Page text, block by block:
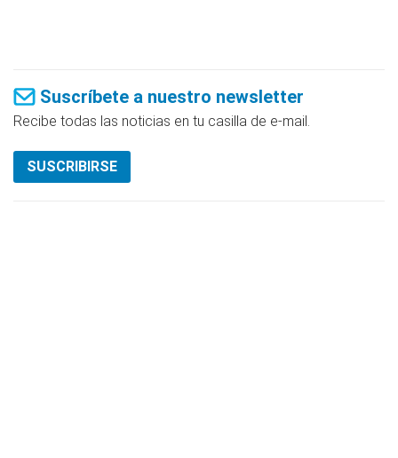
Suscríbete a nuestro newsletter
Recibe todas las noticias en tu casilla de e-mail.
SUSCRIBIRSE